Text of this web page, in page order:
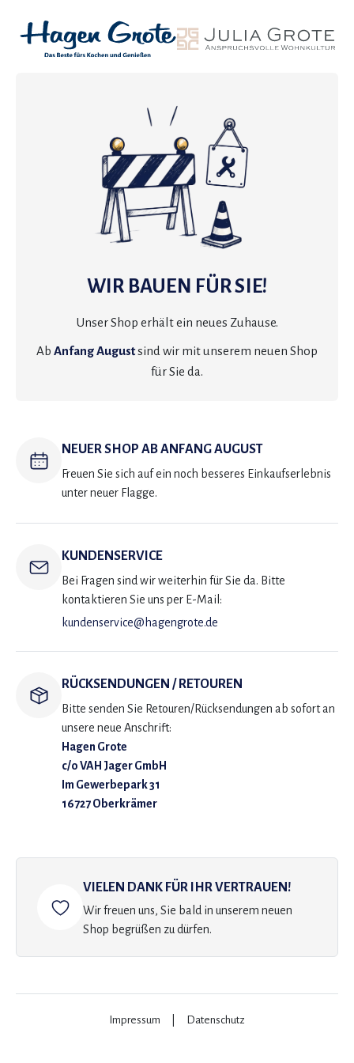
WIR BAUEN FÜR SIE!
Unser Shop erhält ein neues Zuhause.
Ab Anfang Augustsind wir mit unserem neuen Shop
für Sie da.
NEUER SHOP AB ANFANG AUGUST
Freuen Sie sich auf ein noch besseres Einkaufserlebnis
unter neuer Flagge.
KUNDENSERVICE
Bei Fragen sind wir weiterhin für Sie da. Bitte
kontaktieren Sie uns per E-Mail:
kundenservice@hagengrote.de
RÜCKSENDUNGEN / RETOUREN
Bitte senden Sie Retouren/Rücksendungen ab sofort an
unsere neue Anschrift:
Hagen Grote
c/o VAH Jager GmbH
Im Gewerbepark 31
16727 Oberkrämer
VIELEN DANK FÜR IHR VERTRAUEN!
Wir freuen uns, Sie bald in unserem neuen
Shop begrüßen zu dürfen.
Impressum Datenschutz